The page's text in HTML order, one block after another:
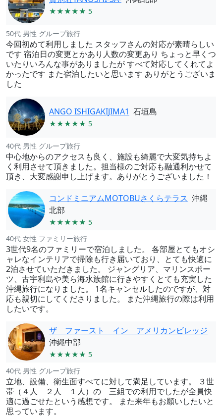
★★★★★ 5
50代 男性 グループ旅行
今回初めて利用しました スタッフさんの対応が素晴らしい
です 宿泊日の変更とかあり人数の変更あり ちょっと早くつ
いたりいろんな事がありましたが すべて対応してくれてよ
かったです また宿泊したいと思います ありがとうございま
した
ANGO ISHIGAKIJIMA1 石垣島
★★★★★ 5
40代 男性 グループ旅行
中心地からのアクセスも良く、施設も綺麗で大変気持ちよ
く利用させて頂きました。担当様のご対応も融通利かせて
頂き、大変感謝申し上げます。ありがとうございました！
コンドミニアムMOTOBUさくらテラス 沖縄
北部
★★★★★ 5
40代 女性 ファミリー旅行
3世代9名のファミリーで宿泊しました。 各部屋とてもオシ
ャレなインテリアで掃除も行き届いており、とても快適に
2泊させていただきました。 ジャングリア、マリンスポー
ツ、古宇利島や美ら海水族館に行きやすくとても充実した
沖縄旅行になりました。 1名キャンセルしたのですが、対
応も親切にしてくださりました。 また沖縄旅行の際は利用
したいです。
ザ ファースト イン アメリカンビレッジ
沖縄中部
★★★★★ 5
40代 男性 グループ旅行
立地、設備、衛生面すべてに対して満足しています。 ３世
帯（４人 ２人 １人）の 三組での利用でしたが全員快
適に過ごせたという感想です。 また来年もお願いしたいと
思っています。